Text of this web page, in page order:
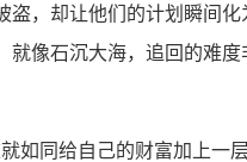
，却让他们的计划瞬间
像石沉大海，追回的难
如同给自己的财富加上一